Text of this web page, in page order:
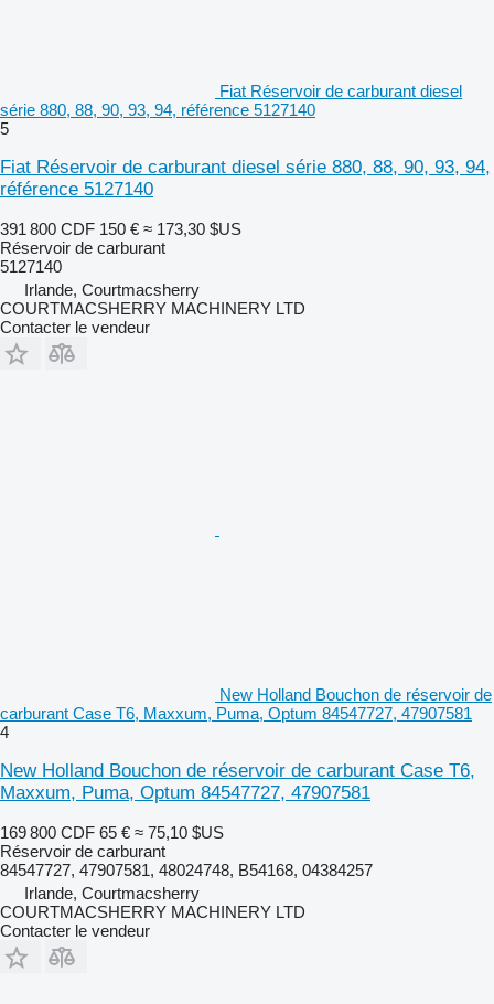
Fiat Réservoir de carburant diesel
série 880, 88, 90, 93, 94, référence 5127140
5
Fiat Réservoir de carburant diesel série 880, 88, 90, 93, 94,
référence 5127140
391 800 CDF 150 € ≈ 173,30 $US
Réservoir de carburant
5127140
Irlande, Courtmacsherry
COURTMACSHERRY MACHINERY LTD
Contacter le vendeur
New Holland Bouchon de réservoir de
carburant Case T6, Maxxum, Puma, Optum 84547727, 47907581
4
New Holland Bouchon de réservoir de carburant Case T6,
Maxxum, Puma, Optum 84547727, 47907581
169 800 CDF 65 € ≈ 75,10 $US
Réservoir de carburant
84547727, 47907581, 48024748, B54168, 04384257
Irlande, Courtmacsherry
COURTMACSHERRY MACHINERY LTD
Contacter le vendeur